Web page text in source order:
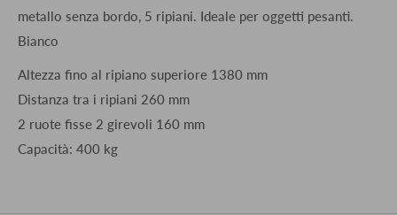
metallo senza bordo, 5 ripiani. Ideale per oggetti pesanti.
Bianco
Altezza fino al ripiano superiore 1380 mm
Distanza tra i ripiani 260 mm
2 ruote fisse 2 girevoli 160 mm
Capacità: 400 kg